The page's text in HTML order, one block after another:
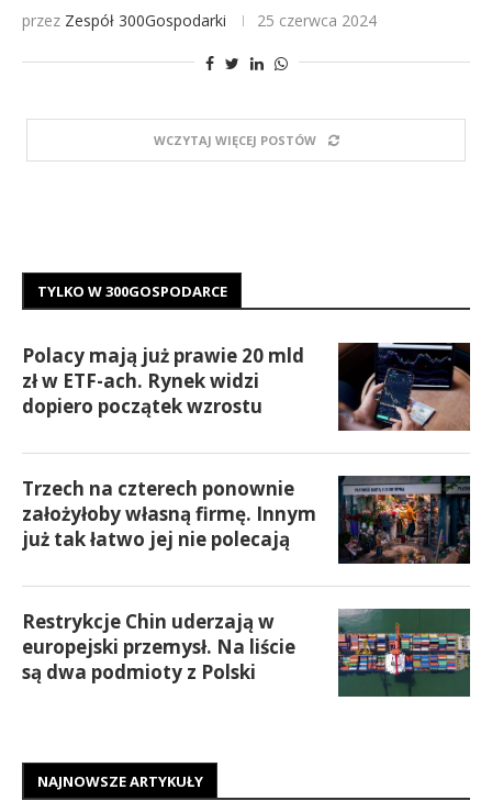
przez Zespół 300Gospodarki 25 czerwca 2024
WCZYTAJ WIĘCEJ POSTÓW
TYLKO W 300GOSPODARCE
Polacy mają już prawie 20 mld
zł w ETF-ach. Rynek widzi
dopiero początek wzrostu
Trzech na czterech ponownie
założyłoby własną firmę. Innym
już tak łatwo jej nie polecają
Restrykcje Chin uderzają w
europejski przemysł. Na liście
są dwa podmioty z Polski
NAJNOWSZE ARTYKUŁY